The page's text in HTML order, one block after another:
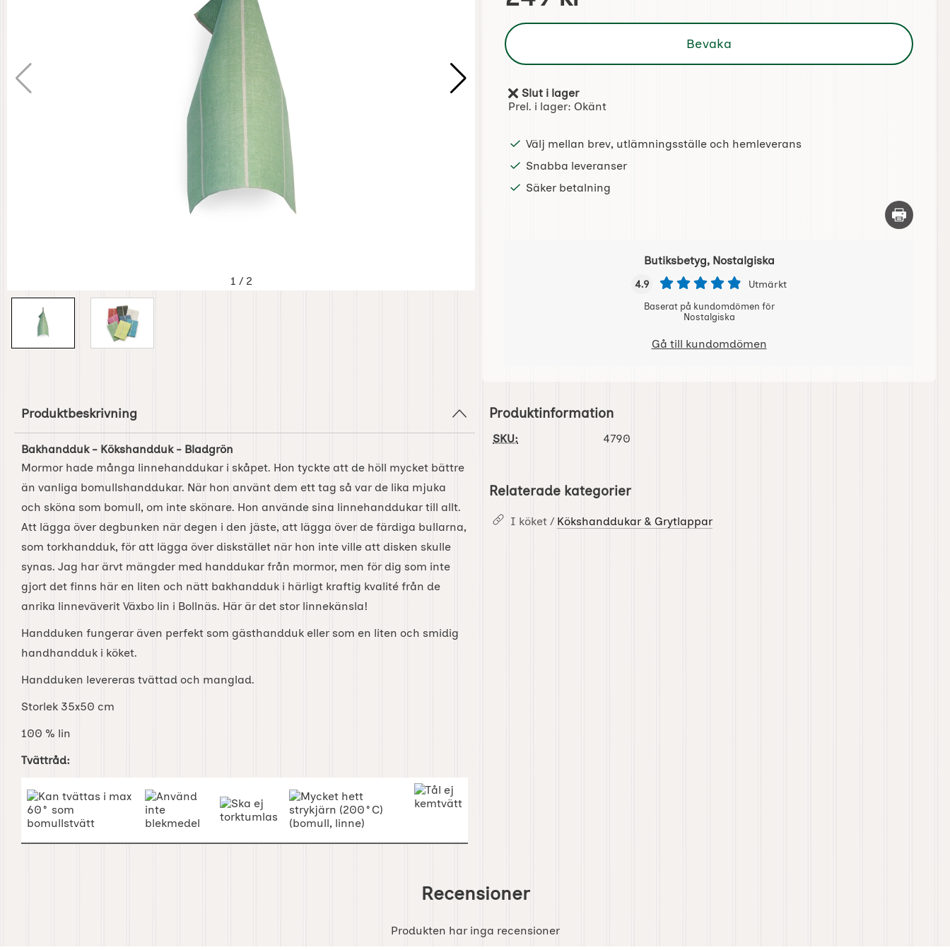
1 / 2
Bevaka
Tillgänglighet:
Slut i lager
Prel. i lager: Okänt
Välj mellan brev, utlämningsställe och hemleverans
Snabba leveranser
Säker betalning
Skriv ut
Butiksbetyg, Nostalgiska
4.9 Utmärkt
Baserat på kundomdömen för
Nostalgiska
Gå till kundomdömen
Produktbeskrivning
Bakhandduk - Kökshandduk - Bladgrön
Mormor hade många linnehanddukar i skåpet. Hon tyckte att de höll mycket bättre
än vanliga bomullshanddukar. När hon använt dem ett tag så var de lika mjuka
och sköna som bomull, om inte skönare. Hon använde sina linnehanddukar till allt.
Att lägga över degbunken när degen i den jäste, att lägga över de färdiga bullarna,
som torkhandduk, för att lägga över diskstället när hon inte ville att disken skulle
synas. Jag har ärvt mängder med handdukar från mormor, men för dig som inte
gjort det finns här en liten och nätt bakhandduk i härligt kraftig kvalité från de
anrika linneväverit Växbo lin i Bollnäs. Här är det stor linnekänsla!
Handduken fungerar även perfekt som gästhandduk eller som en liten och smidig
handhandduk i köket.
Handduken levereras tvättad och manglad.
Storlek 35x50 cm
100 % lin
Tvättråd:
Produktinformation
SKU: 4790
Relaterade kategorier
I köket / Kökshanddukar & Grytlappar
Recensioner
Produkten har inga recensioner